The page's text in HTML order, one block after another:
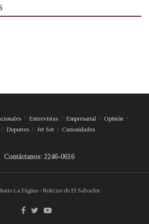
Entrevistas Empresarial
Opinión
Deportes Jet Set Curiosidades
Contáctanos: 2246-0616
La Página - Noticias de El Salvador